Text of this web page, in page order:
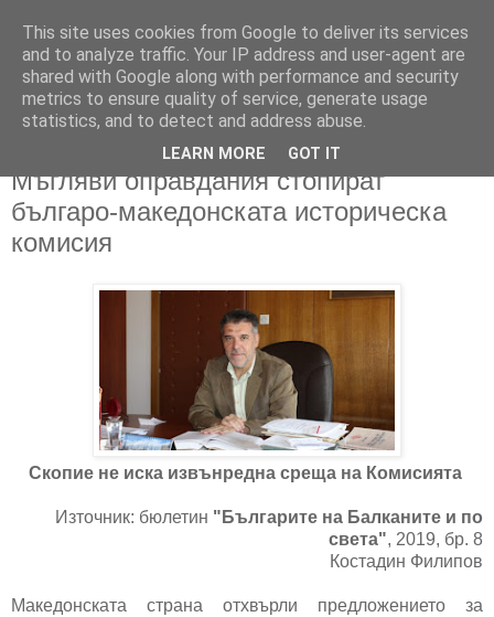
Мъгляви оправдания стопират
българо-македонската историческа
комисия
Скопие не иска извънредна среща на Комисията
Източник: бюлетин "Българите на Балканите и по
света", 2019, бр. 8
Костадин Филипов
Македонската страна отхвърли предложението за
This site uses cookies from Google to deliver its services
and to analyze traffic. Your IP address and user-agent are
shared with Google along with performance and security
metrics to ensure quality of service, generate usage
statistics, and to detect and address abuse.
LEARN MORE GOT IT